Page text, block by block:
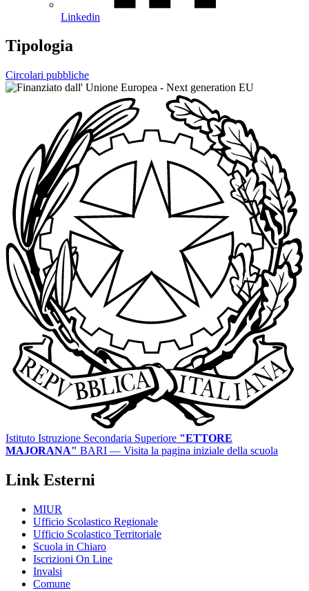
Linkedin
Tipologia
Circolari pubbliche
Istituto Istruzione Secondaria Superiore "ETTORE
MAJORANA" BARI — Visita la pagina iniziale della scuola
Link Esterni
MIUR
Ufficio Scolastico Regionale
Ufficio Scolastico Territoriale
Scuola in Chiaro
Iscrizioni On Line
Invalsi
Comune